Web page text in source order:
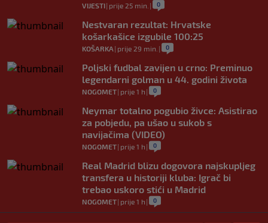
VIJESTI| prije 25 min. | 0
Nestvaran rezultat: Hrvatske
košarkašice izgubile 100:25
KOŠARKA | prije 29 min. | 0
Poljski fudbal zavijen u crno: Preminuo
legendarni golman u 44. godini života
NOGOMET| prije 1 h | 0
Neymar totalno pogubio živce: Asistirao
za pobjedu, pa ušao u sukob s
navijačima (VIDEO)
NOGOMET| prije 1 h | 0
Real Madrid blizu dogovora najskupljeg
transfera u historiji kluba: Igrač bi
trebao uskoro stići u Madrid
NOGOMET| prije 1 h | 0
Lara Gut-Behrami završila karijeru: